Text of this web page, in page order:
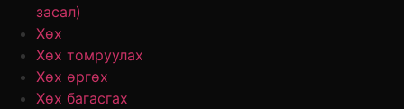
засал)
Хөх
Хөх томруулах
Хөх өргөх
Хөх багасгах